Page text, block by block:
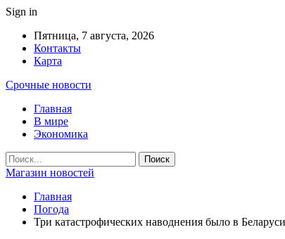
Sign in
Пятница, 7 августа, 2026
Контакты
Карта
Срочные новости
Главная
В мире
Экономика
Магазин новостей
Главная
Погода
Три катастрофических наводнения было в Беларуси